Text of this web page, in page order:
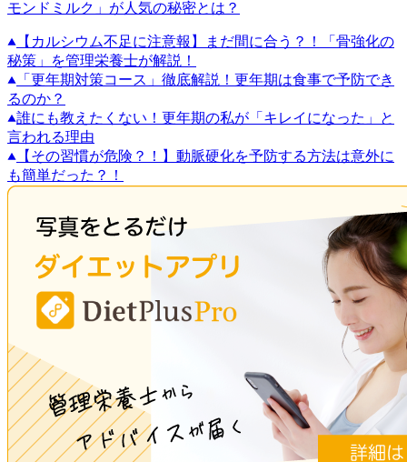
モンドミルク」が人気の秘密とは？
【カルシウム不足に注意報】まだ間に合う？！「骨強化の
秘策」を管理栄養士が解説！
「更年期対策コース」徹底解説！更年期は食事で予防でき
るのか？
誰にも教えたくない！更年期の私が「キレイになった」と
言われる理由
【その習慣が危険？！】動脈硬化を予防する方法は意外に
も簡単だった？！